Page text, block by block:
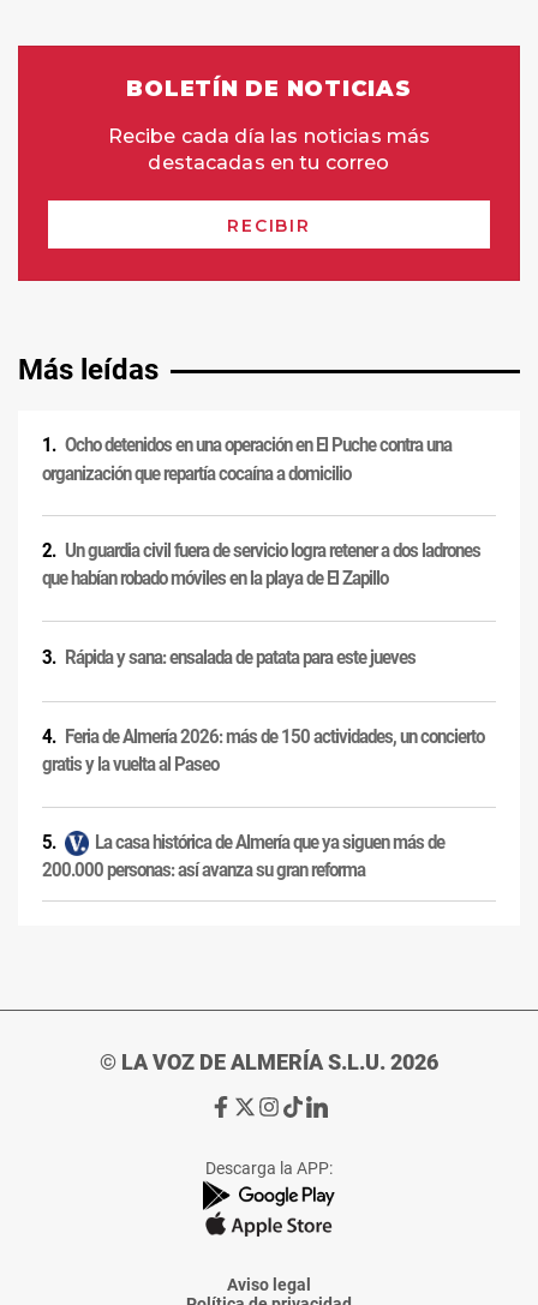
Más leídas
Ocho detenidos en una operación en El Puche contra una
organización que repartía cocaína a domicilio
Un guardia civil fuera de servicio logra retener a dos ladrones
que habían robado móviles en la playa de El Zapillo
Rápida y sana: ensalada de patata para este jueves
Feria de Almería 2026: más de 150 actividades, un concierto
gratis y la vuelta al Paseo
La casa histórica de Almería que ya siguen más de
200.000 personas: así avanza su gran reforma
© LA VOZ DE ALMERÍA S.L.U. 2026
Ir
de
La
Voz
Almería
Ir
de
La
Voz
Almería
Ir
de
La
Voz
Almería
Ir
de
La
Voz
Almería
Ir
de
La
Voz
Descarga la APP:
Aviso legal